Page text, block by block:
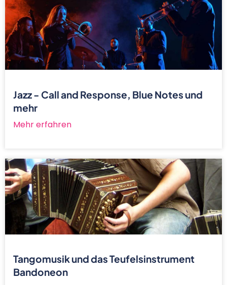
Jazz - Call and Response, Blue Notes und
mehr
Mehr erfahren
Tangomusik und das Teufelsinstrument
Bandoneon